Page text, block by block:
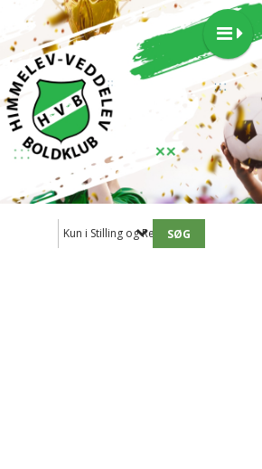
Kun i Stilling og Resultater - 3.holdet